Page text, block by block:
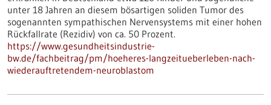
unter 18 Jahren an diesem bösartigen soliden Tumor des
sogenannten sympathischen Nervensystems mit einer hohen
Rückfallrate (Rezidiv) von ca. 50 Prozent.
https://www.gesundheitsindustrie-
bw.de/fachbeitrag/pm/hoeheres-langzeitueberleben-nach-
wiederauftretendem-neuroblastom